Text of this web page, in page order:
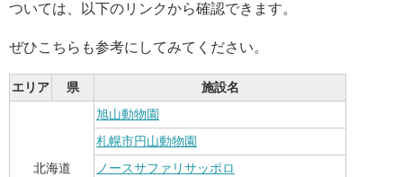
ついては、以下のリンクから確認できます。
ぜひこちらも参考にしてみてください。
エリア 県 施設名
北海道
旭山動物園
札幌市円山動物園
ノースサファリサッポロ